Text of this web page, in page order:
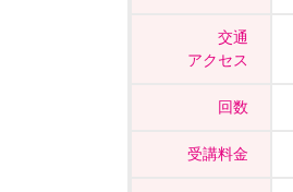
交通
アクセス
回数
受講料金